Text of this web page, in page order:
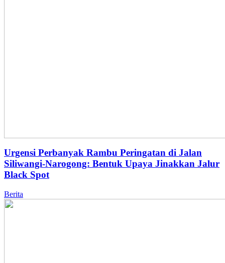
Urgensi Perbanyak Rambu Peringatan di Jalan
Siliwangi-Narogong: Bentuk Upaya Jinakkan Jalur
Black Spot
Berita